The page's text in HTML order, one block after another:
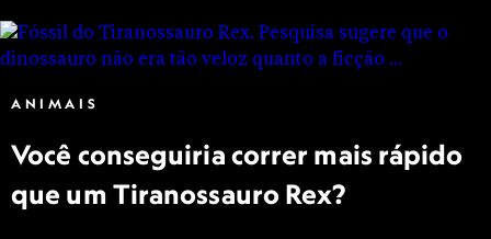
ANIMAIS
Você conseguiria correr mais rápido
que um Tiranossauro Rex?